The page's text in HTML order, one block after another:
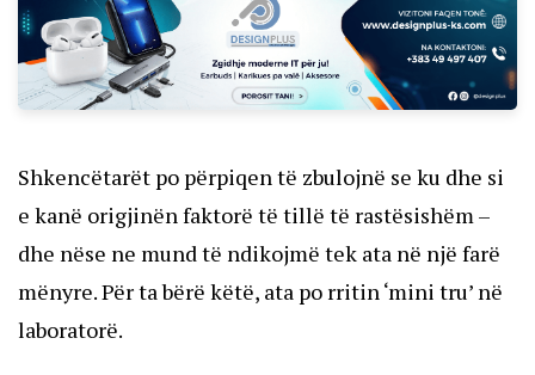
Shkencëtarët po përpiqen të zbulojnë se ku dhe si
e kanë origjinën faktorë të tillë të rastësishëm –
dhe nëse ne mund të ndikojmë tek ata në një farë
mënyre. Për ta bërë këtë, ata po rritin ‘mini tru’ në
laboratorë.